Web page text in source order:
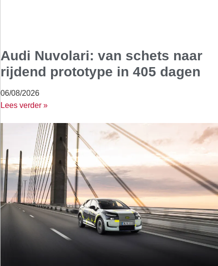
Audi Nuvolari: van schets naar
rijdend prototype in 405 dagen
06/08/2026
Lees verder »